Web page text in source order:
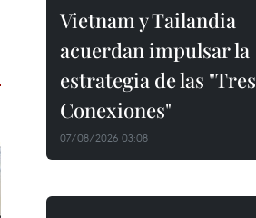
Vietnam y Tailandia
acuerdan impulsar la
estrategia de las "Tres
Conexiones"
07/08/2026 03:08